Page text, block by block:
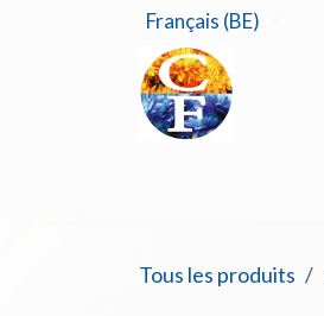
Se rendre au contenu
Français (BE)
Tous les produits